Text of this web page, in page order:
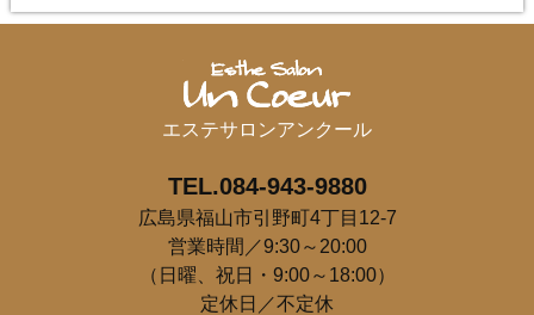
エステサロンアンクール
TEL.084-943-9880
広島県福山市引野町4丁目12-7
営業時間／9:30～20:00
（日曜、祝日・9:00～18:00）
定休日／不定休